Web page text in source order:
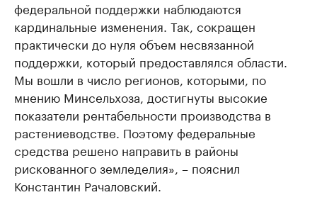
федеральной поддержки наблюдаются
кардинальные изменения. Так, сокращен
практически до нуля объем несвязанной
поддержки, который предоставлялся области.
Мы вошли в число регионов, которыми, по
мнению Минсельхоза, достигнуты высокие
показатели рентабельности производства в
растениеводстве. Поэтому федеральные
средства решено направить в районы
рискованного земледелия», – пояснил
Константин Рачаловский.